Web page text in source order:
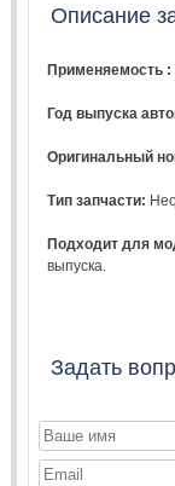
Описание
Применяемость :
Год выпуска
Оригинальный
Тип запчасти:
Подходит для
выпуска.
Задать